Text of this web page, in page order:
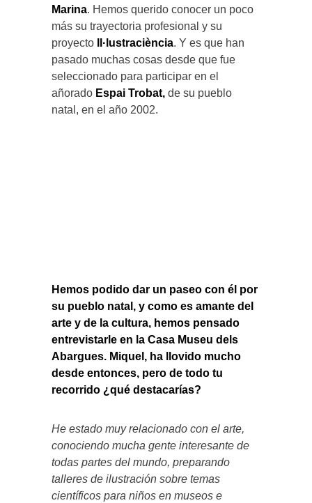
Marina. Hemos querido conocer un poco
más su trayectoria profesional y su
proyecto
Il·lustraciència. Y es que han
pasado muchas cosas desde que fue
seleccionado para participar en el
añorado Espai Trobat, de su pueblo
natal, en el año 2002.
Hemos podido dar un paseo con él por
su pueblo natal, y como es amante del
arte y de la cultura, hemos pensado
entrevistarle en la Casa Museu dels
Abargues. Miquel, ha llovido mucho
desde entonces, pero de todo tu
recorrido ¿qué destacarías?
He estado muy relacionado con el arte,
conociendo mucha gente interesante de
todas partes del mundo, preparando
talleres de ilustración sobre temas
científicos para niños en museos e